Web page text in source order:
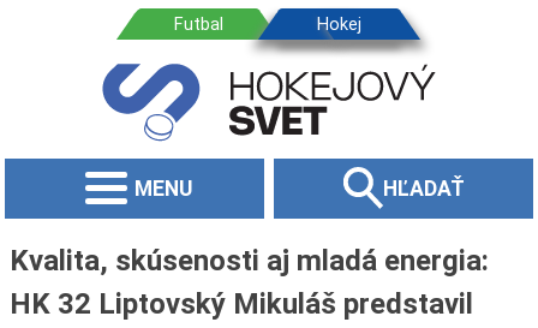
MENU HĽADAŤ
Kvalita, skúsenosti aj mladá energia:
HK 32 Liptovský Mikuláš predstavil